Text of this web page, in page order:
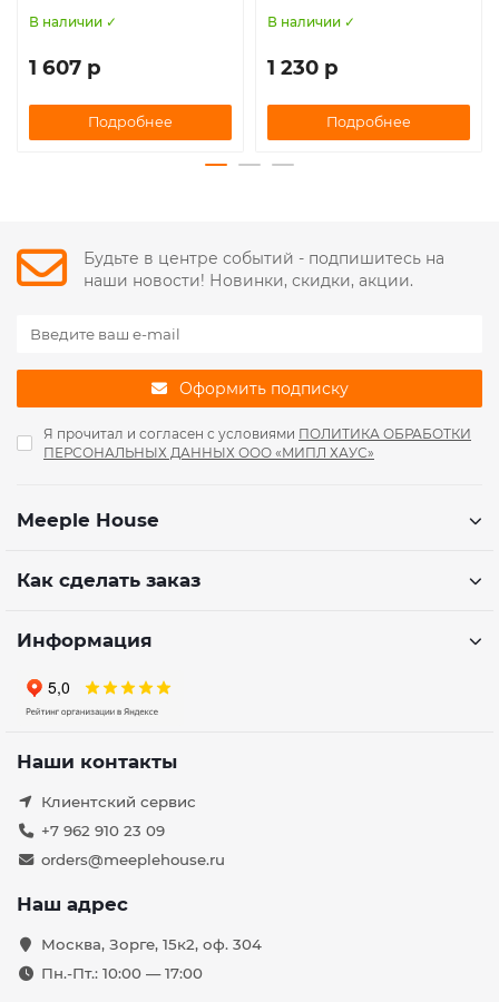
В наличии ✓
1 607 р
Подробнее
В наличии ✓
1 230 р
Подробнее
Будьте в центре событий - подпишитесь на
наши новости! Новинки, скидки, акции.
Оформить подписку
Я прочитал и согласен с условиями ПОЛИТИКА ОБРАБОТКИ
ПЕРСОНАЛЬНЫХ ДАННЫХ ООО «МИПЛ ХАУС»
Meeple House
Как сделать заказ
Информация
Наши контакты
Клиентский сервис
+7 962 910 23 09
orders@meeplehouse.ru
Наш адрес
Москва, Зорге, 15к2, оф. 304
Пн.-Пт.: 10:00 — 17:00